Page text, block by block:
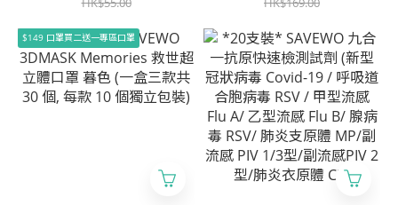
型 / 甲型流感 / ⼄型流感 / 禽
流感)
$149 口罩買二送一專區口罩